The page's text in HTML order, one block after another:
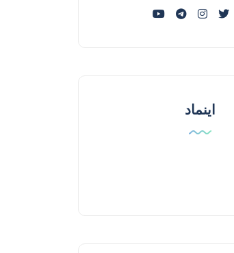
اینماد